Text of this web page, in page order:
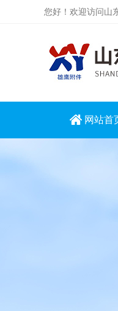
您好！欢迎访问山
网站首